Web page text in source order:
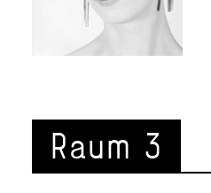
Raum 3